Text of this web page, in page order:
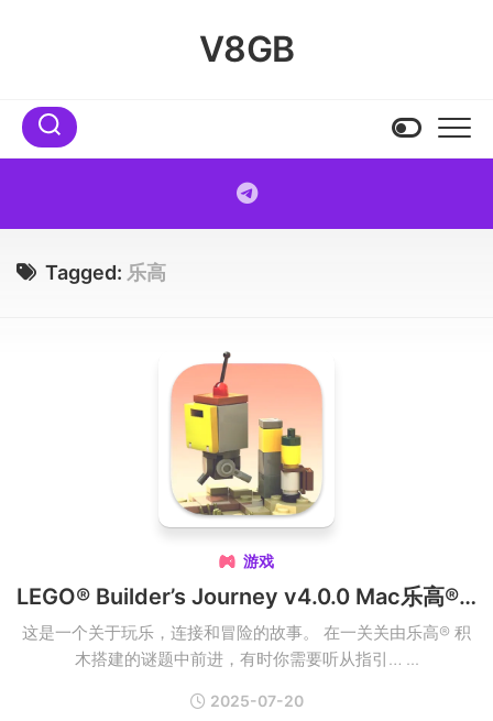
V8GB
Tagged: 乐高
 游戏
LEGO® Builder’s Journey v4.0.0 Mac乐高®建造者之旅破解版
这是一个关于玩乐，连接和冒险的故事。 在一关关由乐高® 积
木搭建的谜题中前进，有时你需要听从指引… ...
2025-07-20